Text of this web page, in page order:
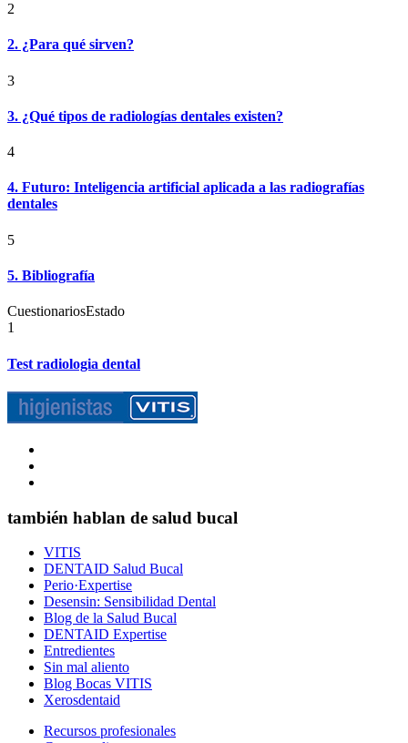
2
2. ¿Para qué sirven?
3
3. ¿Qué tipos de radiologías dentales existen?
4
4. Futuro: Inteligencia artificial aplicada a las radiografías
dentales
5
5. Bibliografía
CuestionariosEstado
1
Test radiologia dental
también hablan de salud bucal
VITIS
DENTAID Salud Bucal
Perio·Expertise
Desensin: Sensibilidad Dental
Blog de la Salud Bucal
DENTAID Expertise
Entredientes
Sin mal aliento
Blog Bocas VITIS
Xerosdentaid
Recursos profesionales